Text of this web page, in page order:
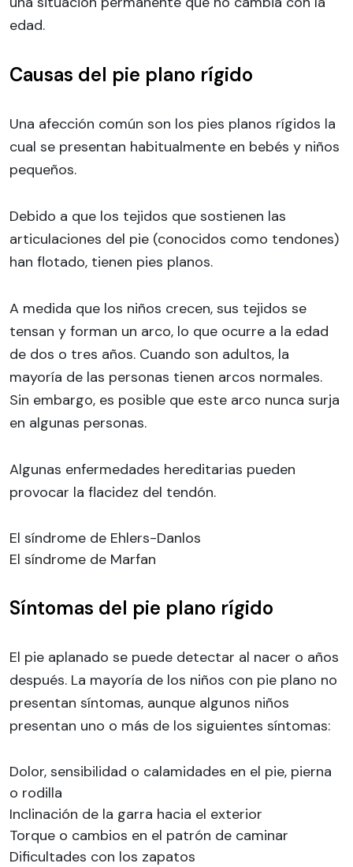
edad.
Causas del pie plano rígido
Una afección común son los pies planos rígidos la
cual se presentan habitualmente en bebés y niños
pequeños.
Debido a que los tejidos que sostienen las
articulaciones del pie (conocidos como tendones)
han flotado, tienen pies planos.
A medida que los niños crecen, sus tejidos se
tensan y forman un arco, lo que ocurre a la edad
de dos o tres años. Cuando son adultos, la
mayoría de las personas tienen arcos normales.
Sin embargo, es posible que este arco nunca surja
en algunas personas.
Algunas enfermedades hereditarias pueden
provocar la flacidez del tendón.
El síndrome de Ehlers-Danlos
El síndrome de Marfan
Síntomas del pie plano rígido
El pie aplanado se puede detectar al nacer o años
después. La mayoría de los niños con pie plano no
presentan síntomas, aunque algunos niños
presentan uno o más de los siguientes síntomas:
Dolor, sensibilidad o calamidades en el pie, pierna
o rodilla
Inclinación de la garra hacia el exterior
Torque o cambios en el patrón de caminar
Dificultades con los zapatos